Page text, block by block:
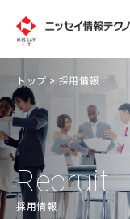
トップ > 採用情報
Recruit
採用情報